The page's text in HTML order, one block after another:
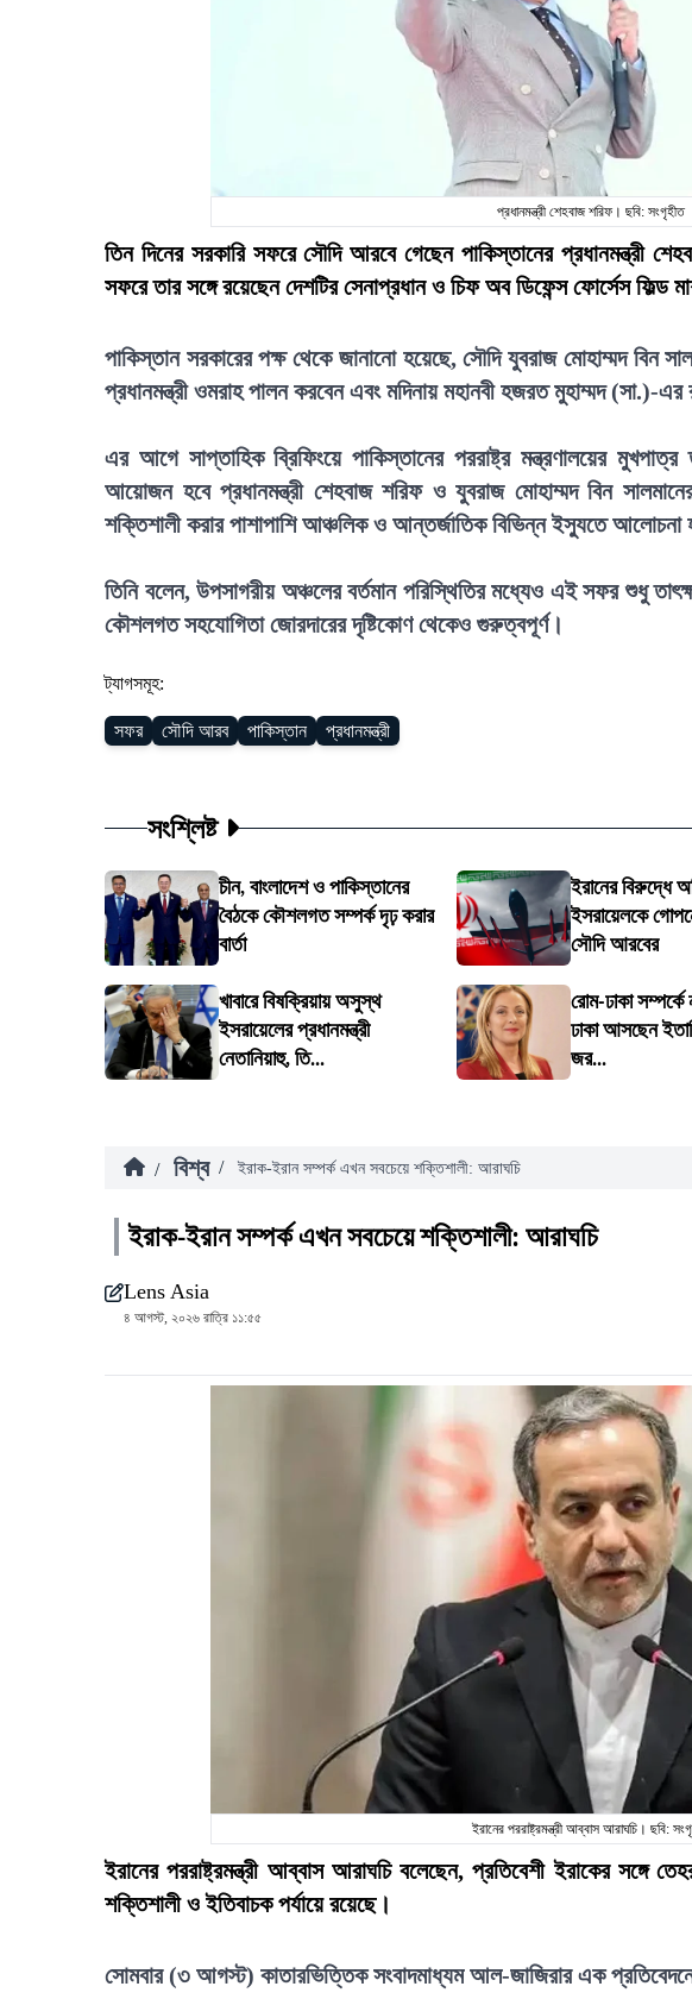
প্রধানমন্ত্রী শেহবাজ শরিফ। ছবি: সংগৃহীত
তিন দিনের সরকারি সফরে সৌদি আরবে গেছেন পাকিস্তানের
সফরে তার সঙ্গে রয়েছেন দেশটির সেনাপ্রধান ও চিফ অব ডিফেন্স ফোর্সেস ফিল্ড
পাকিস্তান সরকারের পক্ষ থেকে জানানো হয়েছে, সৌদি যুবরাজ মোহাম্মদ বিন
প্রধানমন্ত্রী ওমরাহ পালন করবেন এবং মদিনায় মহানবী হজরত মুহাম্মদ (সা.)-
এর আগে সাপ্তাহিক ব্রিফিংয়ে পাকিস্তানের পররাষ্ট্র মন্ত্রণালয়ের
আয়োজন হবে প্রধানমন্ত্রী শেহবাজ শরিফ ও যুবরাজ মোহাম্মদ বিন
শক্তিশালী করার পাশাপাশি আঞ্চলিক ও আন্তর্জাতিক বিভিন্ন ইস্যুতে আলোচনা
তিনি বলেন, উপসাগরীয় অঞ্চলের বর্তমান পরিস্থিতির মধ্যেও এই সফর শুধু
কৌশলগত সহযোগিতা জোরদারের দৃষ্টিকোণ থেকেও গুরুত্বপূর্ণ।
ট্যাগসমূহ:
সফর সৌদি আরব পাকিস্তান প্রধানমন্ত্রী
সংশ্লিষ্ট
চীন, বাংলাদেশ ও পাকিস্তানের
বৈঠকে কৌশলগত সম্পর্ক দৃঢ় করার
বার্তা
ইরানের বিরুদ্ধে
ইসরায়েলকে
সৌদি আরবের
খাবারে বিষক্রিয়ায় অসুস্থ
ইসরায়েলের প্রধানমন্ত্রী
নেতানিয়াহু, তি...
রোম-ঢাকা
ঢাকা আসছেন
জর...
/ বিশ্ব / ইরাক-ইরান সম্পর্ক এখন সবচেয়ে শক্তিশালী: আরাঘচি
ইরাক-ইরান সম্পর্ক এখন সবচেয়ে শক্তিশালী: আরাঘচি
Lens Asia
৪ আগস্ট, ২০২৬ রাত্রি ১১:৫৫
ইরানের পররাষ্ট্রমন্ত্রী আব্বাস আরাঘচি। ছবি:
ইরানের পররাষ্ট্রমন্ত্রী আব্বাস আরাঘচি বলেছেন, প্রতিবেশী ইরাকের সঙ্গে
শক্তিশালী ও ইতিবাচক পর্যায়ে রয়েছে।
সোমবার (৩ আগস্ট) কাতারভিত্তিক সংবাদমাধ্যম আল-জাজিরার এক